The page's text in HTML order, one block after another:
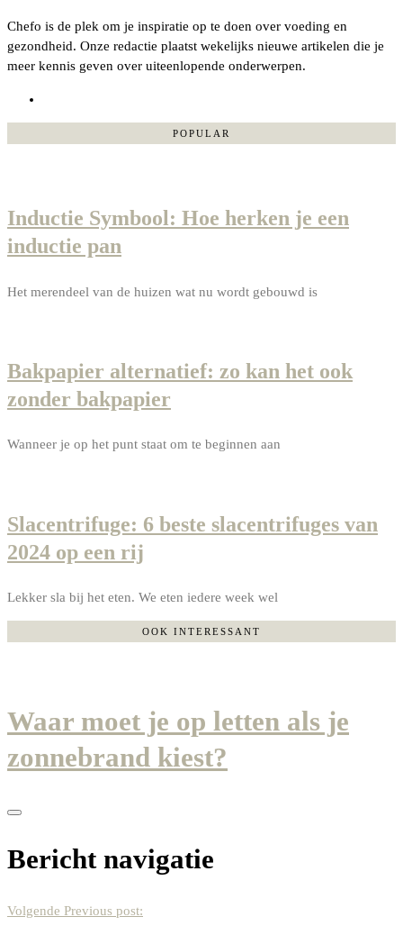
Chefo is de plek om je inspiratie op te doen over voeding en
gezondheid. Onze redactie plaatst wekelijks nieuwe artikelen die je
meer kennis geven over uiteenlopende onderwerpen.
POPULAR
Inductie Symbool: Hoe herken je een
inductie pan
Het merendeel van de huizen wat nu wordt gebouwd is
Bakpapier alternatief: zo kan het ook
zonder bakpapier
Wanneer je op het punt staat om te beginnen aan
Slacentrifuge: 6 beste slacentrifuges van
2024 op een rij
Lekker sla bij het eten. We eten iedere week wel
OOK INTERESSANT
Waar moet je op letten als je
zonnebrand kiest?
Bericht navigatie
Volgende Previous post: